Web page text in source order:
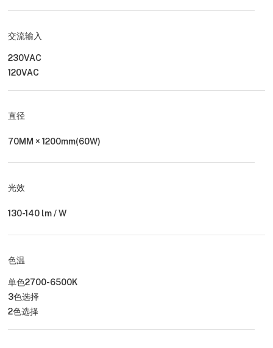
交流输入
230VAC
120VAC
直径
70MM × 1200mm(60W)
光效
130-140 lm / W
色温
单色2700-6500K
3色选择
2色选择